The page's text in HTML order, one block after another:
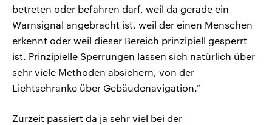
betreten oder befahren darf, weil da gerade ein
Warnsignal angebracht ist, weil der einen Menschen
erkennt oder weil dieser Bereich prinzipiell gesperrt
ist. Prinzipielle Sperrungen lassen sich natürlich über
sehr viele Methoden absichern, von der
Lichtschranke über Gebäudenavigation.“
Zurzeit passiert da ja sehr viel bei der